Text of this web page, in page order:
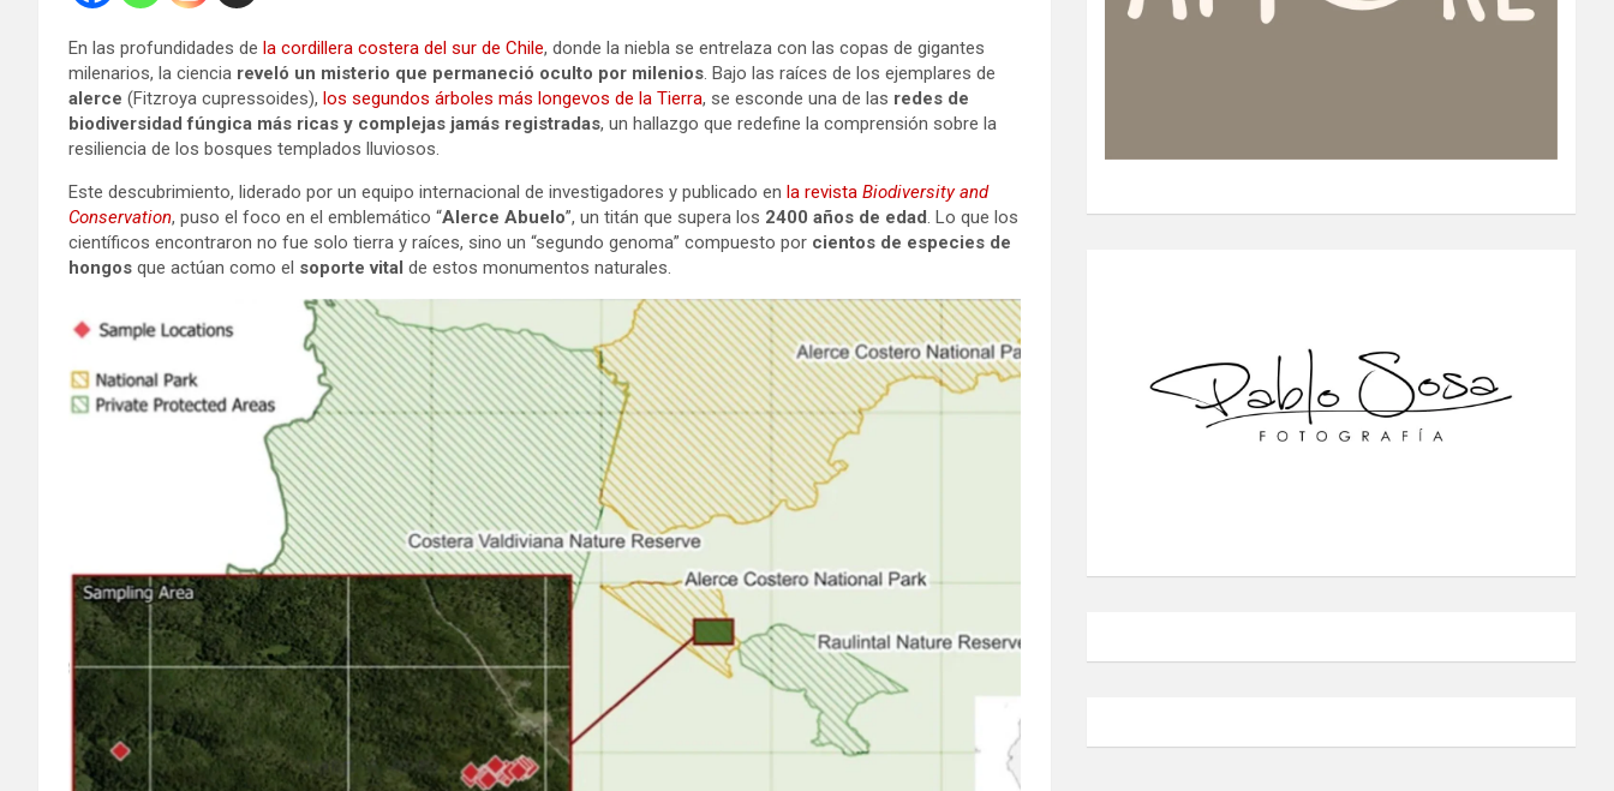
En las profundidades de la cordillera costera del sur de Chile, donde la niebla se entrelaza con las copas de gigantes
milenarios, la ciencia reveló un misterio que permaneció oculto por milenios. Bajo las raíces de los ejemplares de
alerce (Fitzroya cupressoides), los segundos árboles más longevos de la Tierra, se esconde una de las redes de
biodiversidad fúngica más ricas y complejas jamás registradas, un hallazgo que redefine la comprensión sobre la
resiliencia de los bosques templados lluviosos.
Este descubrimiento, liderado por un equipo internacional de investigadores y publicado en la revista Biodiversity and
Conservation, puso el foco en el emblemático “Alerce Abuelo”, un titán que supera los 2400 años de edad. Lo que los
científicos encontraron no fue solo tierra y raíces, sino un “segundo genoma” compuesto por cientos de especies de
hongos que actúan como el soporte vital de estos monumentos naturales.